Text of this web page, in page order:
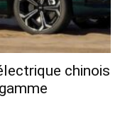
chinois